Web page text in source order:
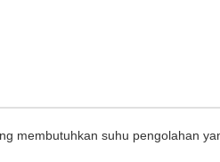
membutuhkan suhu pengolahan